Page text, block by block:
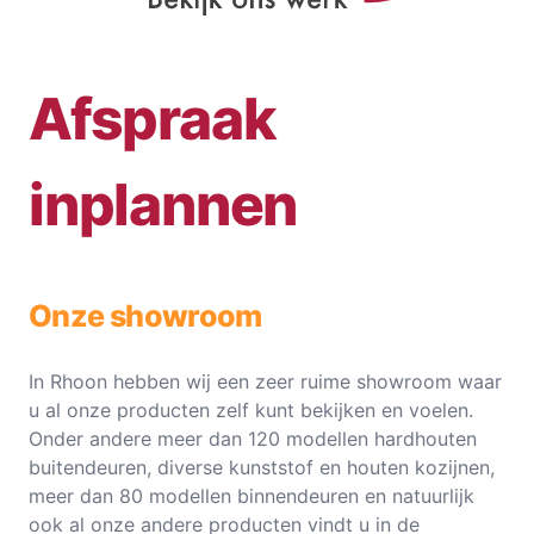
Afspraak
inplannen
Onze showroom
In Rhoon hebben wij een zeer ruime showroom waar
u al onze producten zelf kunt bekijken en voelen.
Onder andere meer dan 120 modellen hardhouten
buitendeuren, diverse kunststof en houten kozijnen,
meer dan 80 modellen binnendeuren en natuurlijk
ook al onze andere producten vindt u in de